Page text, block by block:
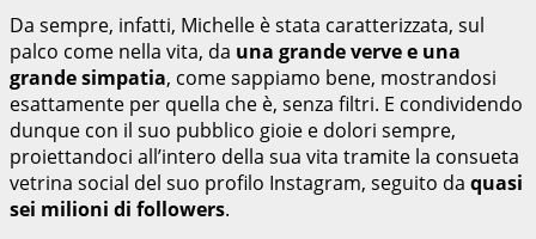
Da sempre, infatti, Michelle è stata caratterizzata, sul
palco come nella vita, da una grande verve e una
grande simpatia, come sappiamo bene, mostrandosi
esattamente per quella che è, senza filtri. E condividendo
dunque con il suo pubblico gioie e dolori sempre,
proiettandoci all’intero della sua vita tramite la consueta
vetrina social del suo profilo Instagram, seguito da quasi
sei milioni di followers.